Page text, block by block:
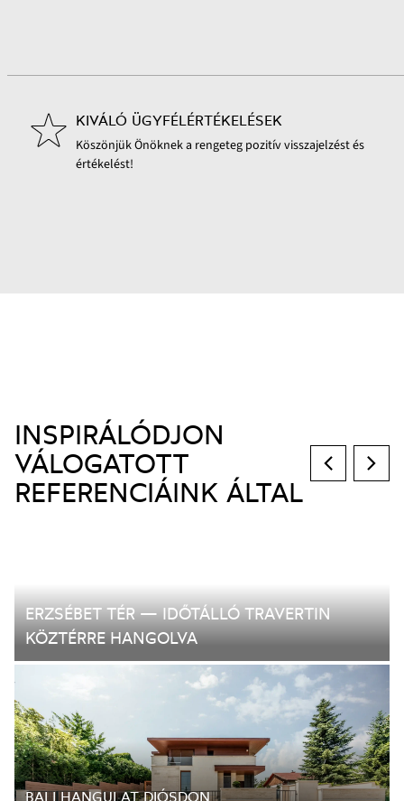
KIVÁLÓ ÜGYFÉLÉRTÉKELÉSEK
Köszönjük Önöknek a rengeteg pozitív visszajelzést és
értékelést!
INSPIRÁLÓDJON
VÁLOGATOTT
REFERENCIÁINK ÁLTAL
ERZSÉBET TÉR — IDŐTÁLLÓ TRAVERTIN
KÖZTÉRRE HANGOLVA
BALI HANGULAT DIÓSDON